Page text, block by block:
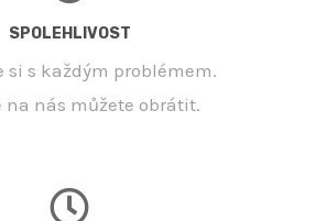
SPOLEHLIVOST
si s každým problémem.
na nás můžete obrátit.